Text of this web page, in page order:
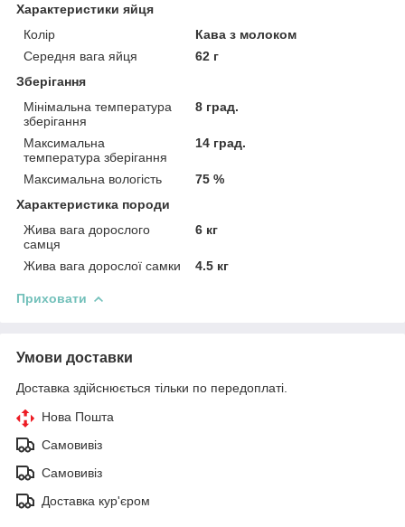
Характеристики яйця
Колір
Кава з молоком
Середня вага яйця
62 г
Зберігання
Мінімальна температура
зберігання
8 град.
Максимальна
температура зберігання
14 град.
Максимальна вологість
75 %
Характеристика породи
Жива вага дорослого
самця
6 кг
Жива вага дорослої самки 4.5 кг
Приховати
Умови доставки
Доставка здійснюється тільки по передоплаті.
Нова Пошта
Самовивіз
Самовивіз
Доставка кур'єром